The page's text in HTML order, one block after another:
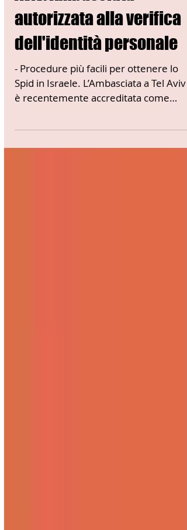
Aviv: Ambasciata
autorizzata alla verifica
dell'identità personale
- Procedure più facili per ottenere lo